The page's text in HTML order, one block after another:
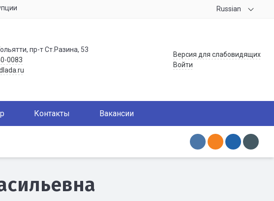
Russian
пр-т Ст.Разина, 53
0083
Версия для слабовидящих
Войти
Контакты Вакансии